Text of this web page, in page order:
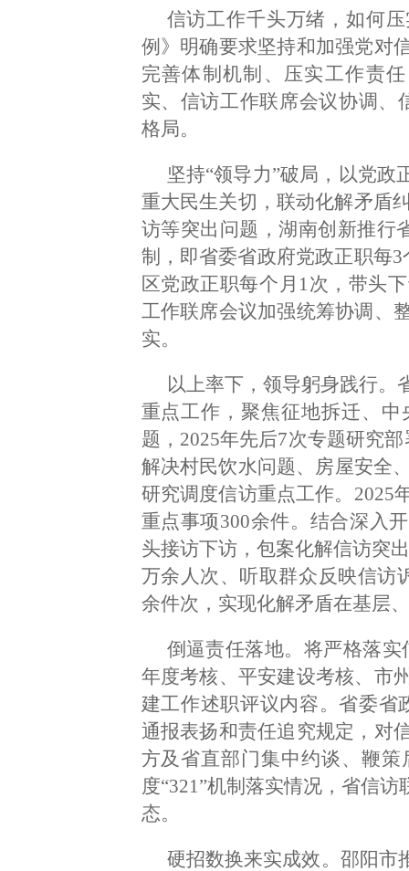
信访工作千头万绪，如何
例》明确要求坚持和加强党对
完善体制机制、压实工作责
实、信访工作联席会议协调、
格局。
坚持“领导力”破局，以党政
重大民生关切，联动化解矛盾
访等突出问题，湖南创新推行
制，即省委省政府党政正职每
区党政正职每个月1次，带头
工作联席会议加强统筹协调、
实。
以上率下，领导躬身践行。
重点工作，聚焦征地拆迁、
题，2025年先后7次专题研究
解决村民饮水问题、房屋安全
研究调度信访重点工作。2025
重点事项300余件。结合深入
头接访下访，包案化解信访突
万余人次、听取群众反映信访
余件次，实现化解矛盾在基层
倒逼责任落地。将严格落实
年度考核、平安建设考核、市
建工作述职评议内容。省委省
通报表扬和责任追究规定，对
方及省直部门集中约谈、鞭
度“321”机制落实情况，省信
态。
硬招数换来实成效。邵阳市